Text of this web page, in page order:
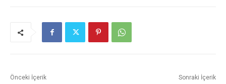
Önceki İçerik Sonraki İçerik